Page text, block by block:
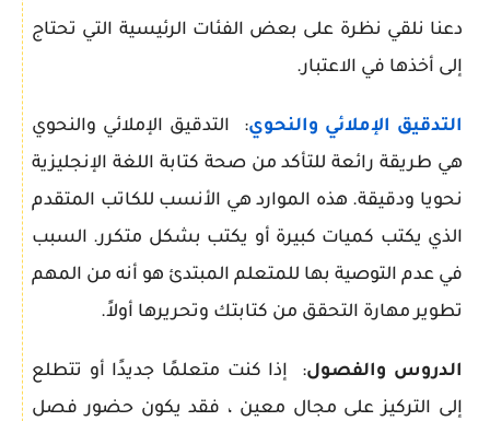
دعنا نلقي نظرة على بعض الفئات الرئيسية التي تحتاج
إلى أخذها في الاعتبار.
التدقيق الإملائي والنحوي: التدقيق الإملائي والنحوي
هي طريقة رائعة للتأكد من صحة كتابة اللغة الإنجليزية
نحويا ودقيقة. هذه الموارد هي الأنسب للكاتب المتقدم
الذي يكتب كميات كبيرة أو يكتب بشكل متكرر. السبب
في عدم التوصية بها للمتعلم المبتدئ هو أنه من المهم
تطوير مهارة التحقق من كتابتك وتحريرها أولاً.
الدروس والفصول: إذا كنت متعلمًا جديدًا أو تتطلع
إلى التركيز على مجال معين ، فقد يكون حضور فصل